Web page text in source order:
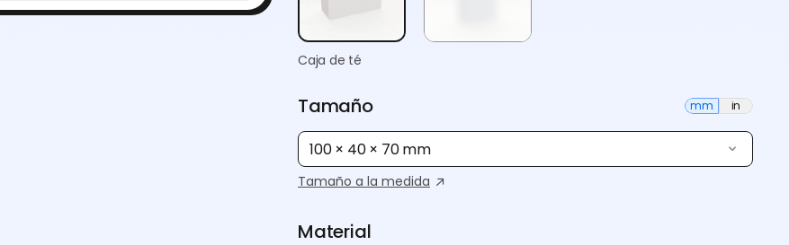
Caja de té
Tamaño mm in
100 × 40 × 70 mm
Tamaño a la medida
Material